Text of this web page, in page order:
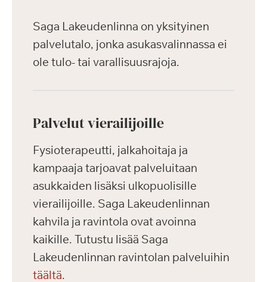
Saga Lakeudenlinna on yksityinen
palvelutalo, jonka asukasvalinnassa ei
ole tulo- tai varallisuusrajoja.
Palvelut vierailijoille
Fysioterapeutti, jalkahoitaja ja
kampaaja tarjoavat palveluitaan
asukkaiden lisäksi ulkopuolisille
vierailijoille. Saga Lakeudenlinnan
kahvila ja ravintola ovat avoinna
kaikille. Tutustu lisää Saga
Lakeudenlinnan ravintolan palveluihin
täältä.